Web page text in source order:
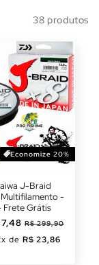
38 produtos
Economize 20%
J-Braid
-
Grátis
Preço
promocional
R$ 299,90
x de R$ 23,86